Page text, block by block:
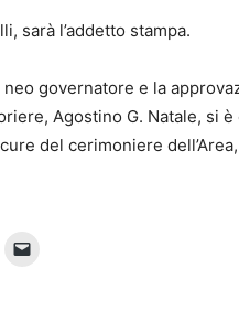
sarà l’addetto stampa.
neo governatore e la
Agostino G. Natale, si
del cerimoniere